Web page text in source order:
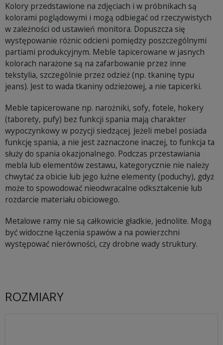
Kolory przedstawione na zdjęciach i w próbnikach są
kolorami poglądowymi i mogą odbiegać od rzeczywistych
w zależności od ustawień monitora. Dopuszcza się
występowanie różnic odcieni pomiędzy poszczególnymi
partiami produkcyjnym. Meble tapicerowane w jasnych
kolorach narażone są na zafarbowanie przez inne
tekstylia, szczególnie przez odzież (np. tkaninę typu
jeans). Jest to wada tkaniny odzieżowej, a nie tapicerki.
Meble tapicerowane np. narożniki, sofy, fotele, hokery
(taborety, pufy) bez funkcji spania mają charakter
wypoczynkowy w pozycji siedzącej. Jeżeli mebel posiada
funkcję spania, a nie jest zaznaczone inaczej, to funkcja ta
służy do spania okazjonalnego. Podczas przestawiania
mebla lub elementów zestawu, kategorycznie nie należy
chwytać za obicie lub jego luźne elementy (poduchy), gdyż
może to spowodować nieodwracalne odkształcenie lub
rozdarcie materiału obiciowego.
Metalowe ramy nie są całkowicie gładkie, jednolite. Mogą
być widoczne łączenia spawów a na powierzchni
występować nierówności, czy drobne wady struktury.
ROZMIARY